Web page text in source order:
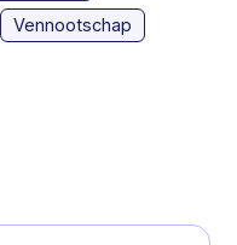
Vennootschap